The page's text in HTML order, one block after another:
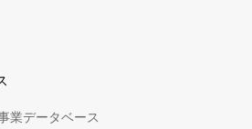
業データベース